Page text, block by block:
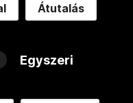
Átutalás
Egyszeri